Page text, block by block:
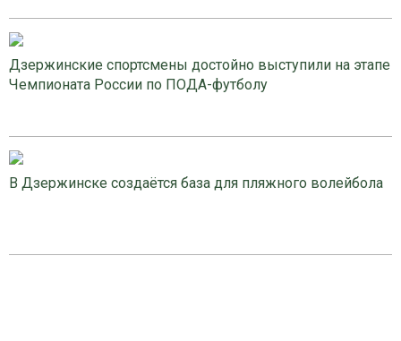
Дзержинские спортсмены достойно выступили на этапе
Чемпионата России по ПОДА-футболу
В Дзержинске создаётся база для пляжного волейбола